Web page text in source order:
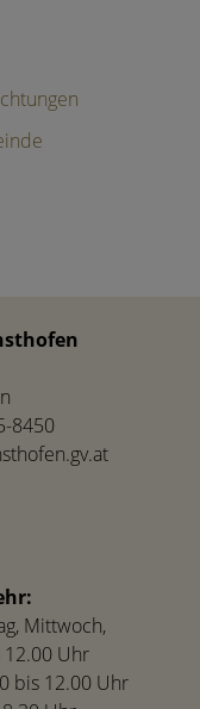
8450
Mittwoch,
12.00 Uhr
bis 12.00 Uhr